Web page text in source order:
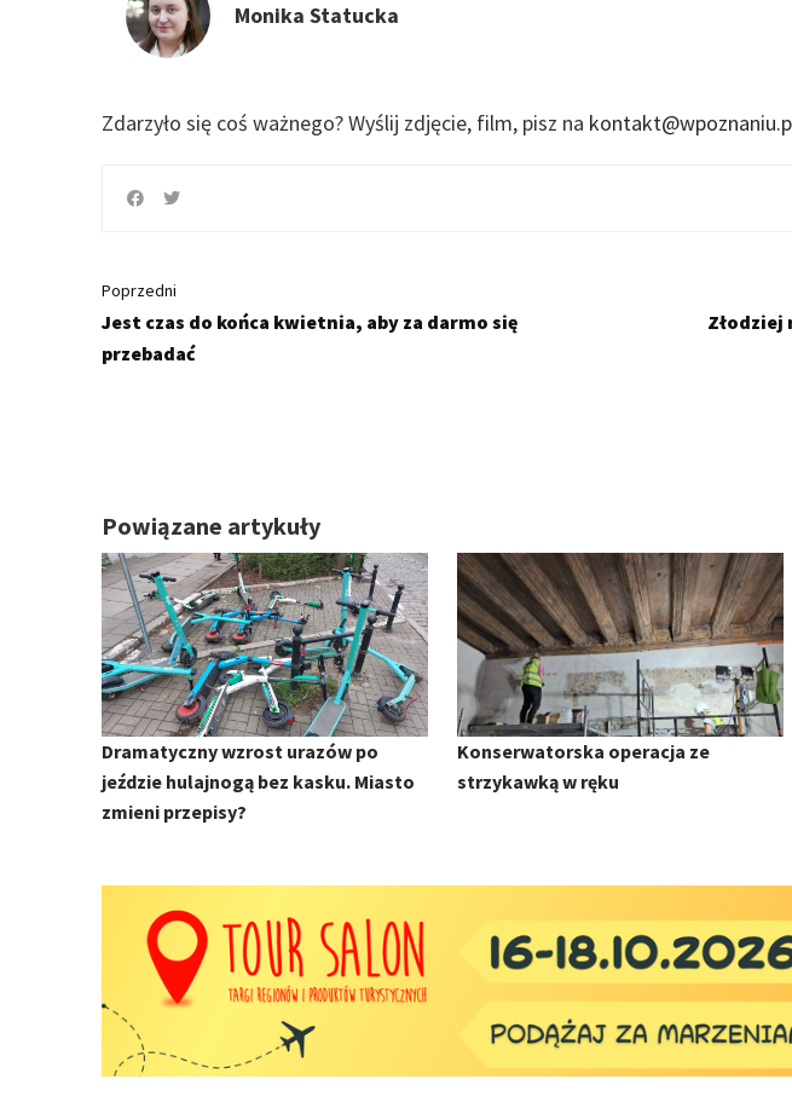
Monika Statucka
Zdarzyło się coś ważnego?Wyślij zdjęcie, film, pisz na
Poprzedni
Jest czas do końca kwietnia, aby za darmo się
przebadać
Złodziej
Powiązane artykuły
Dramatyczny wzrost urazów po
jeździe hulajnogą bez kasku. Miasto
zmieni przepisy?
Konserwatorska operacja ze
strzykawką w ręku